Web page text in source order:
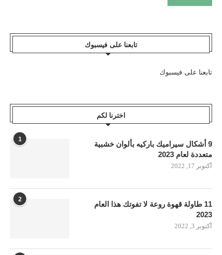
تابعنا على فيسبوك
تابعنا على فيسبوك
اخترنا لكم
1
9 أشكال سيراميك باركيه بألوان خشبية
متعددة لعام 2023
أكتوبر 17, 2022
2
11 طاولة قهوة روعة لا تفوتك هذا العام
2023
أكتوبر 3, 2022